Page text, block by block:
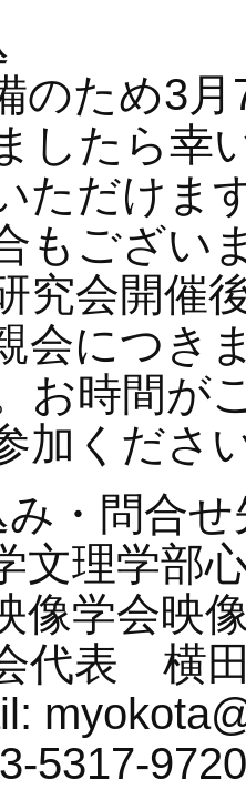
のため3月
したら幸
ただけま
もござい
究会開催
会につき
お時間が
加くださ
・問合せ
文理学部
学会映
代表 横